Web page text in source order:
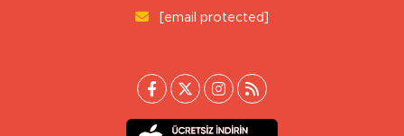
[email protected]